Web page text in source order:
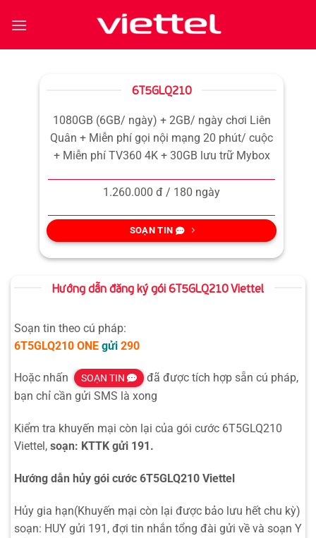
qua
6T5GLQ210
1080GB (6GB/ ngày) + 2GB/ ngày chơi Liên
Quân + Miễn phí gọi nội mạng 20 phút/ cuộc
+ Miễn phí TV360 4K + 30GB lưu trữ Mybox
1.260.000 đ / 180 ngày
SOẠN TIN
Hướng dẫn đăng ký gói 6T5GLQ210 Viettel
Soạn tin theo cú pháp:
6T5GLQ210 ONE gửi 290
Hoặc nhấn SOẠN TIN
đã được tích hợp sẵn cú pháp,
bạn chỉ cần gửi SMS là xong
Kiểm tra khuyến mại còn lại của gói cước 6T5GLQ210
Viettel, soạn: KTTK gửi 191.
Hướng dẫn hủy gói cước 6T5GLQ210 Viettel
Hủy gia hạn(Khuyến mại còn lại được bảo lưu hết chu kỳ)
soạn: HUY gửi 191, đợi tin nhắn tổng đài gửi về và soạn Y